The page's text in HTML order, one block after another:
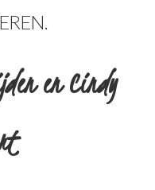
en Cindy